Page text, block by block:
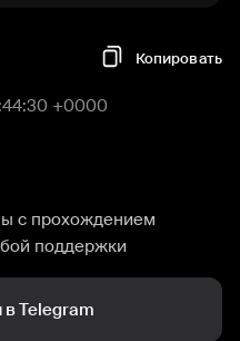
Копировать
+0000
с прохождением
поддержки
в Telegram